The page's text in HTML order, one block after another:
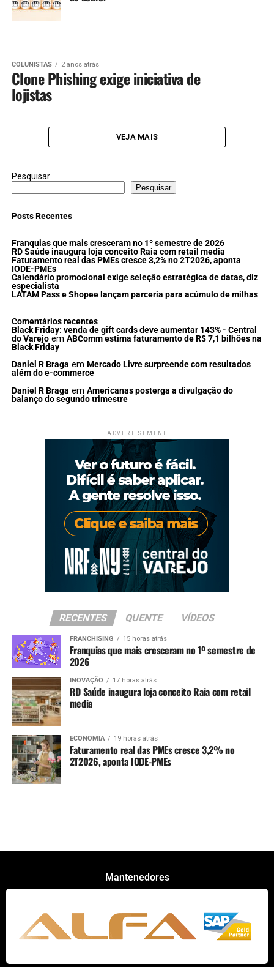
COLUNISTAS 2 anos atrás
Clone Phishing exige iniciativa de
lojistas
VEJA MAIS
Pesquisar
Pesquisar
Posts Recentes
Franquias que mais cresceram no 1º semestre de 2026
RD Saúde inaugura loja conceito Raia com retail media
Faturamento real das PMEs cresce 3,2% no 2T2026, aponta
IODE-PMEs
Calendário promocional exige seleção estratégica de datas, diz
especialista
LATAM Pass e Shopee lançam parceria para acúmulo de milhas
Comentários recentes
Black Friday: venda de gift cards deve aumentar 143% - Central
do Varejoem ABComm estima faturamento de R$ 7,1 bilhões na
Black Friday
Daniel R Braga em Mercado Livre surpreende com resultados
além do e-commerce
Daniel R Braga em Americanas posterga a divulgação do
balanço do segundo trimestre
ADVERTISEMENT
RECENTES QUENTE VÍDEOS
FRANCHISING 15 horas atrás
Franquias que mais cresceram no 1º semestre de
2026
INOVAÇÃO 17 horas atrás
RD Saúde inaugura loja conceito Raia com retail
media
ECONOMIA 19 horas atrás
Faturamento real das PMEs cresce 3,2% no
2T2026, aponta IODE-PMEs
Mantenedores